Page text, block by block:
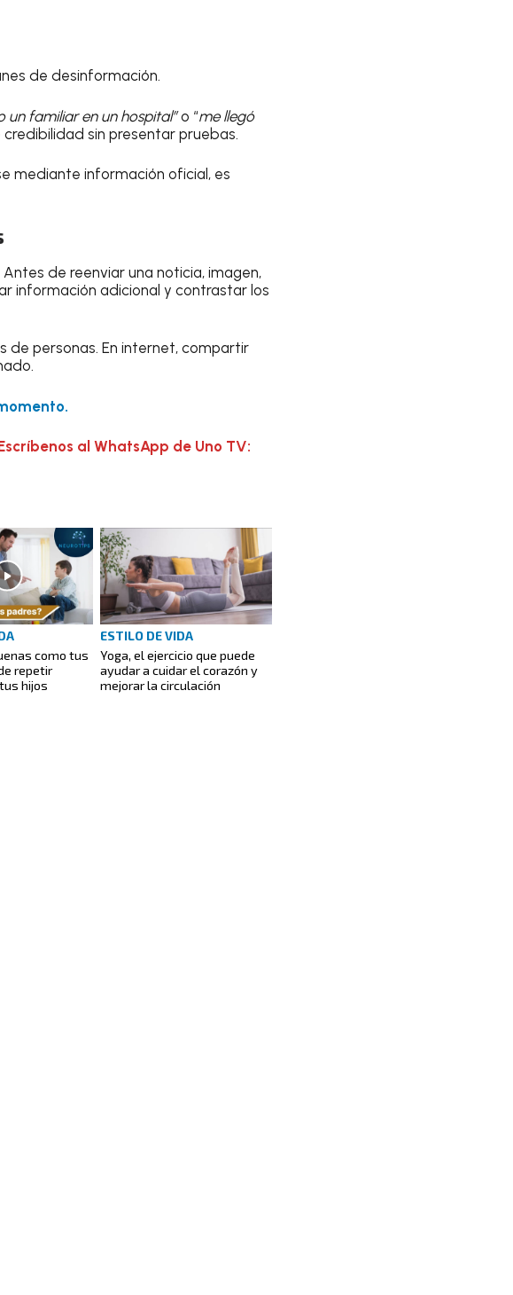
de desinformación.
un familiar en un hospital”o “me llegó
sin presentar pruebas.
mediante información oficial, es
de reenviar una noticia, imagen,
información adicional y contrastar los
de personas. En internet, compartir
al WhatsApp de Uno TV:
como tus
repetir
hijos
ESTILO DE VIDA
Yoga, el ejercicio que puede
ayudar a cuidar el corazón y
mejorar la circulación